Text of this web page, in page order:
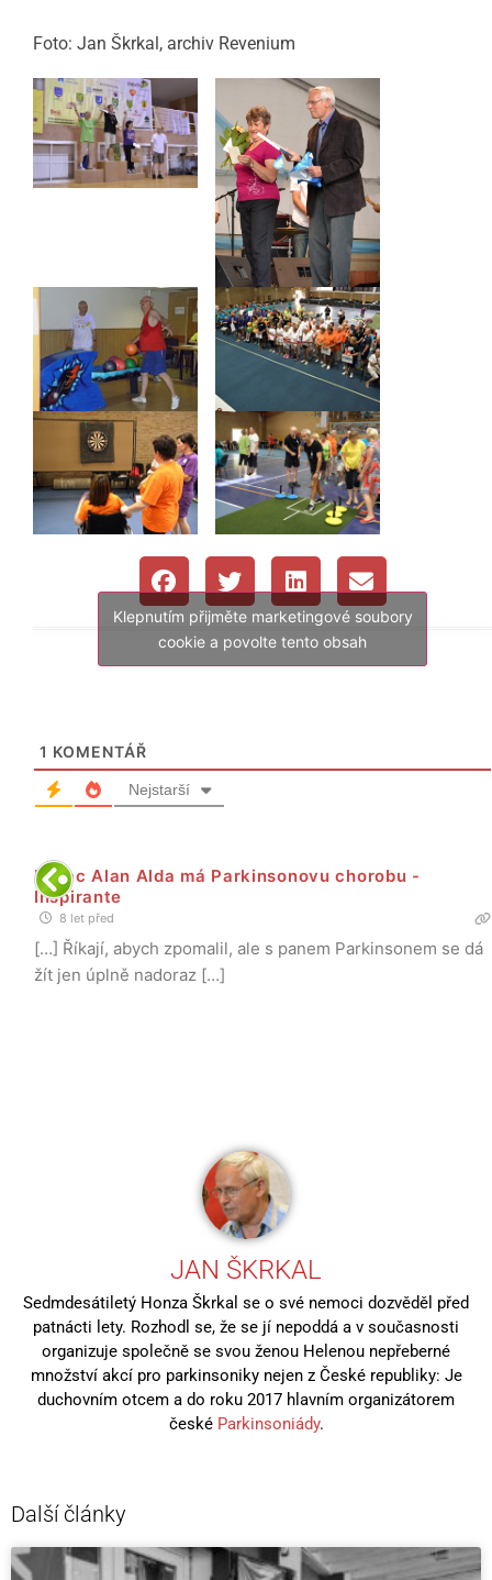
Foto: Jan Škrkal, archiv Revenium
Klepnutím přijměte marketingové soubory
cookie a povolte tento obsah
1 KOMENTÁŘ
Nejstarší
Herec Alan Alda má Parkinsonovu chorobu -
Inspirante
8 let před
[…] Říkají, abych zpomalil, ale s panem Parkinsonem se dá
žít jen úplně nadoraz […]
JAN ŠKRKAL
Sedmdesátiletý Honza Škrkal se o své nemoci dozvěděl před
patnácti lety. Rozhodl se, že se jí nepoddá a v současnosti
organizuje společně se svou ženou Helenou nepřeberné
množství akcí pro parkinsoniky nejen z České republiky: Je
duchovním otcem a do roku 2017 hlavním organizátorem
české Parkinsoniády.
Další články